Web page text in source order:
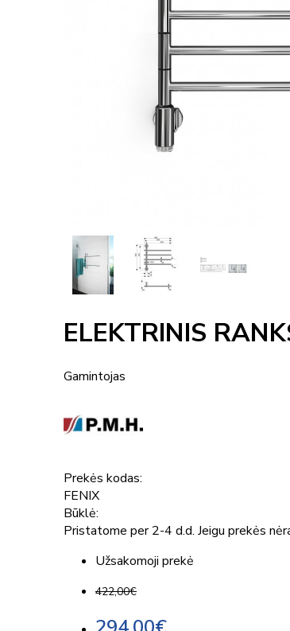
ELEKTRINIS
Gamintojas
Prekės kodas:
FENIX
Būklė:
Pristatome per 2-4 d.d. Jeigu prekės
Užsakomoji prekė
422,00€